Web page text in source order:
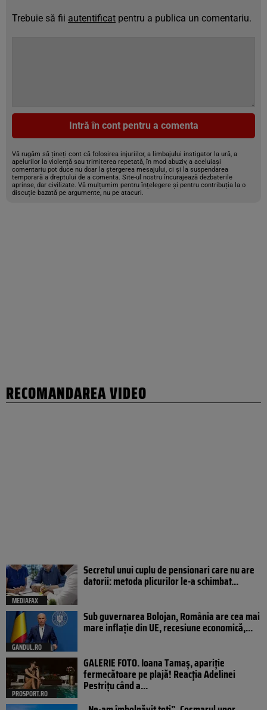
Trebuie să fii autentificat pentru a publica un comentariu.
Intră în cont pentru a comenta
Vă rugăm să țineți cont că folosirea injuriilor, a limbajului instigator la ură, a
apelurilor la violență sau trimiterea repetată, în mod abuziv, a aceluiași
comentariu pot duce nu doar la ștergerea mesajului, ci și la suspendarea
temporară a dreptului de a comenta. Site-ul nostru încurajează dezbaterile
aprinse, dar civilizate. Vă mulțumim pentru înțelegere și pentru contribuția la o
discuție bazată pe argumente, nu pe atacuri.
RECOMANDAREA VIDEO
MEDIAFAX
Secretul unui cuplu de pensionari care nu are
datorii: metoda plicurilor le-a schimbat...
GANDUL.RO
Sub guvernarea Bolojan, România are cea mai
mare inflație din UE, recesiune economică,...
PROSPORT.RO
GALERIE FOTO. Ioana Tamaş, apariție
fermecătoare pe plajă! Reacția Adelinei
Pestrițu când a...